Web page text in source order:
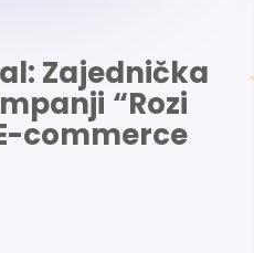
Zajednička
“Rozi
commerce